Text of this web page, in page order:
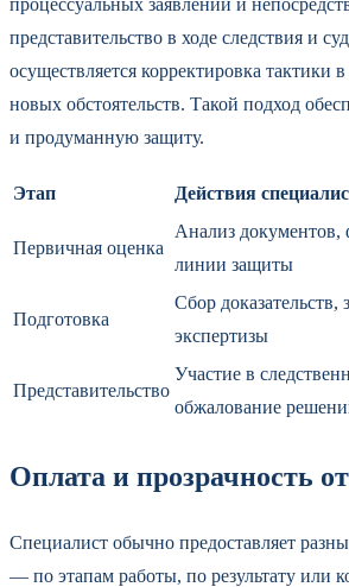
процессуальных заявлений и
представительство в ходе следствия и
осуществляется корректировка тактики
новых обстоятельств. Такой подход
и продуманную защиту.
Этап Действия
Первичная оценка
Анализ документов,
линии защиты
Подготовка
Сбор доказательств,
экспертизы
Представительство
Участие в
обжалование
Оплата и прозрачность
Специалист обычно предоставляет
— по этапам работы, по результату или